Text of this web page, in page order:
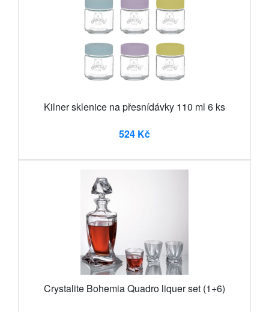
Kilner sklenice na přesnídávky 110 ml 6 ks
524 Kč
Crystalite Bohemia Quadro liquer set (1+6)